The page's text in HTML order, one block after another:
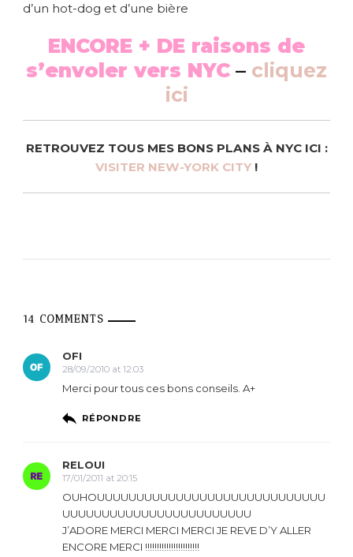
d’un hot-dog et d’une bière
ENCORE + DE raisons de
s’envoler vers NYC – cliquez
ici
RETROUVEZ TOUS MES BONS PLANS À NYC ICI :
VISITER NEW-YORK CITY !
14 COMMENTS
OFI
28/09/2010 at 12:03
Merci pour tous ces bons conseils. A+
RÉPONDRE
RELOUI
17/01/2011 at 20:15
OUHOUUUUUUUUUUUUUUUUUUUUUUUUUUUUU
UUUUUUUUUUUUUUUUUUUUUUUU
J’ADORE MERCI MERCI MERCI JE REVE D’Y ALLER
ENCORE MERCI !!!!!!!!!!!!!!!!!!!!!!!